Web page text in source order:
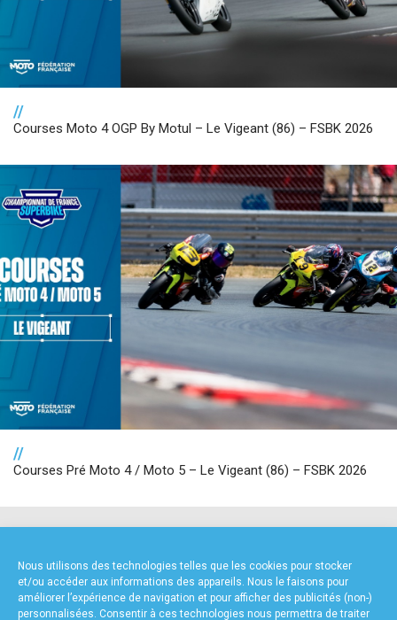
Nous utilisons des technologies telles que les cookies pour stocker
et/ou accéder aux informations des appareils. Nous le faisons pour
améliorer l’expérience de navigation et pour afficher des publicités (non-)
personnalisées. Consentir à ces technologies nous permettra de traiter
//
Courses Moto 4 OGP By Motul – Le Vigeant (86) – FSBK 2026
//
Courses Pré Moto 4 / Moto 5 – Le Vigeant (86) – FSBK 2026